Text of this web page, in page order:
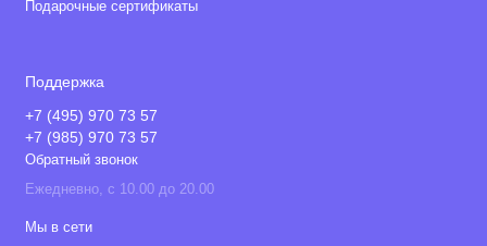
Подарочные сертификаты
Поддержка
+7 (495) 970 73 57
+7 (985) 970 73 57
Обратный звонок
Ежедневно, с 10.00 до 20.00
Мы в сети